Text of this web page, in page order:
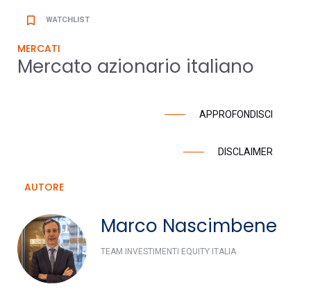
bookmark_border WATCHLIST
MERCATI
Mercato azionario italiano
APPROFONDISCI
DISCLAIMER
AUTORE
Marco Nascimbene
TEAM INVESTIMENTI EQUITY ITALIA